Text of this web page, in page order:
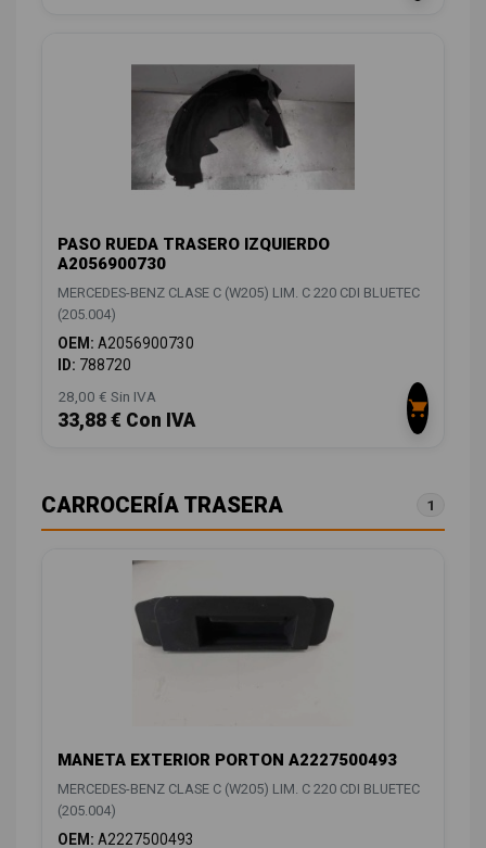
PASO RUEDA TRASERO IZQUIERDO
A2056900730
MERCEDES-BENZ CLASE C (W205) LIM. C 220 CDI BLUETEC
(205.004)
OEM: A2056900730
ID: 788720
28,00 € Sin IVA
33,88 € Con IVA
CARROCERÍA TRASERA 1
MANETA EXTERIOR PORTON A2227500493
MERCEDES-BENZ CLASE C (W205) LIM. C 220 CDI BLUETEC
(205.004)
OEM: A2227500493